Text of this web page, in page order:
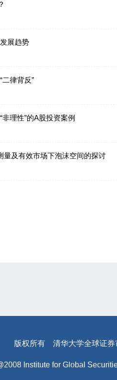
展趋势
律背反”
理性”的A股投资案例
量及有效市场下泡沫空间的探讨
版权所有 清华大学全球证券
Institute for Global